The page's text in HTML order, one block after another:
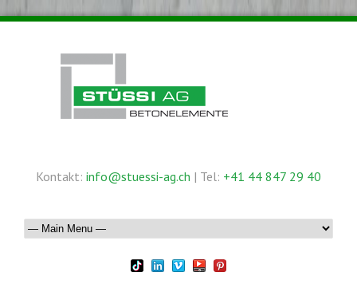
Kontakt: info@stuessi-ag.ch | Tel: +41 44 847 29 40